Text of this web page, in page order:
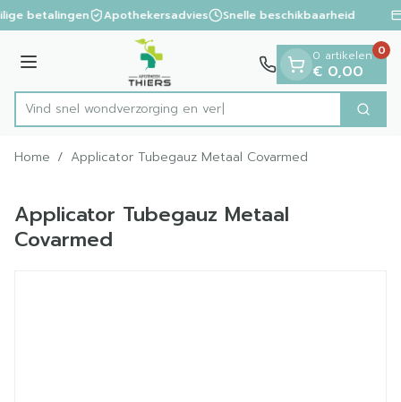
Ga naar de inhoud
1 van 1
betalingen Apothekersadvies Snelle beschikbaarheid
Menu
Product, merk, categorie...
Vind snel wondverzorging Zoek
0 artikelen
€ 0,00
0
Home / Applicator Tubegauz Metaal Covarmed
Applicator Tubegauz Metaal
Covarmed